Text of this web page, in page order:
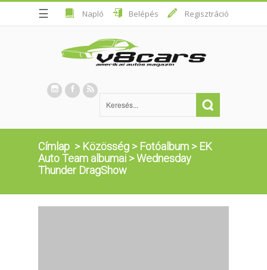
☰ Napló Belépés Regisztráció
Címlap > Közösség > Fotóalbum > EK
Auto Team albumai >Wednesday
Thunder DragShow